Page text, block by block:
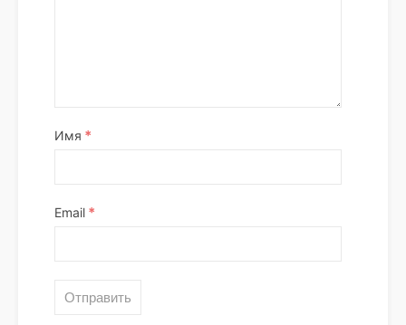
Имя *
Email *